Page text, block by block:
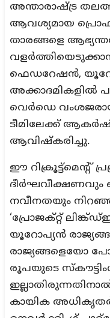
അന്താരാഷ്ട്ര
ആവശ്യമായ
താരങ്ങളെ
വളർത്തിയെടുക്കാൻ
ഫെഡറേഷൻ,
അക്കാദമികളിൽ
വെർഡെ
ടീമിലേക്ക്
ആവിഷ്കരിച്ചു.
ഈ റിക്രൂട്ട്മെന്റ്
ദീർഘവീക്ഷണവും
നവീനതയും
‘പ്രോജക്റ്റ്
യൂറോപ്യൻ
രാജ്യങ്ങളെയോ
രൂപയുടെ
കായിക